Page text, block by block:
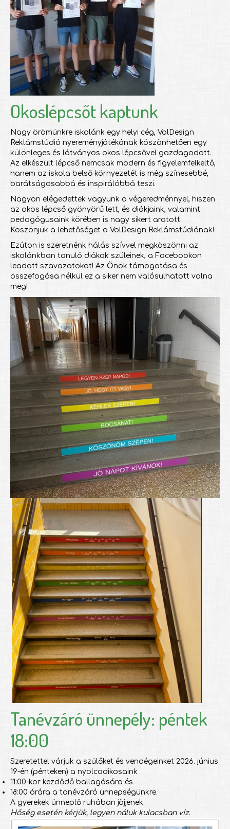
Okoslépcsőt kaptunk
Nagy örömünkre iskolánk egy helyi cég, VolDesign
Reklámstúdió nyereményjátékának köszönhetően egy
különleges és látványos okos lépcsővel gazdagodott.
Az elkészült lépcső nemcsak modern és figyelemfelkeltő,
hanem az iskola belső környezetét is még színesebbé,
barátságosabbá és inspirálóbbá teszi.
Nagyon elégedettek vagyunk a végeredménnyel, hiszen
az okos lépcső gyönyörű lett, és diákjaink, valamint
pedagógusaink körében is nagy sikert aratott.
Köszönjük a lehetőséget a VolDesign Reklámstúdiónak!
Ezúton is szeretnénk hálás szívvel megköszönni az
iskolánkban tanuló diákok szüleinek, a Facebookon
leadott szavazatokat! Az Önök támogatása és
összefogása nélkül ez a siker nem valósulhatott volna
meg!
Tanévzáró ünnepély: péntek
18:00
Szeretettel várjuk a szülőket és vendégeinket 2026. június
19-én (pénteken) a nyolcadikosaink
11:00-kor kezdődő ballagására és
18:00 órára a tanévzáró ünnepségünkre.
A gyerekek ünneplő ruhában jöjjenek.
Hőség esetén kérjük, legyen náluk kulacsban víz.